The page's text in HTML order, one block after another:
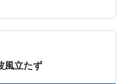
くて参考しています。
貼っておきます。 ｇｕｍ
（かぶたん） PTS397の
風立たず